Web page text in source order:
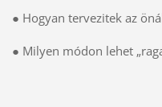
● Hogyan tervezitek az
● Milyen módon lehet